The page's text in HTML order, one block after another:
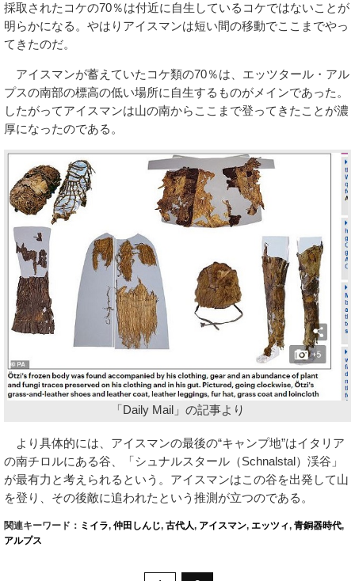
採取されたコケの70％は付近に自生しているコケではないことが
明らかになる。やはりアイスマンは短い間の移動でここまでやっ
てきたのだ。
アイスマンが蓄えていたコケ類の70％は、エッツタール・アル
プスの南部の標高の低い場所に自生するものがメインであった。
したがってアイスマンは山の南からここまで登ってきたことが濃
厚になったのである。
「Daily Mail」の記事より
より具体的には、アイスマンの最後の“キャンプ地”はイタリア
の南チロルにある谷、「シュナルスタール（Schnalstal）渓谷」
が最有力と考えられるという。アイスマンはこの谷を出発して山
を登り、その後敵に追われたという推測が立つのである。
関連キーワード： ミイラ, 仲田しんじ, 古代人, アイスマン, エッツィ, 青銅器時代,
アルプス